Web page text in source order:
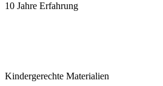
10 Jahre Erfahrung
Kindergerechte Materialien